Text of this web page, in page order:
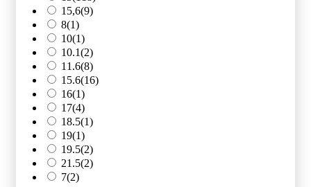
15,6(9)
8(1)
10(1)
10.1(2)
11.6(8)
15.6(16)
16(1)
17(4)
18.5(1)
19(1)
19.5(2)
21.5(2)
7(2)